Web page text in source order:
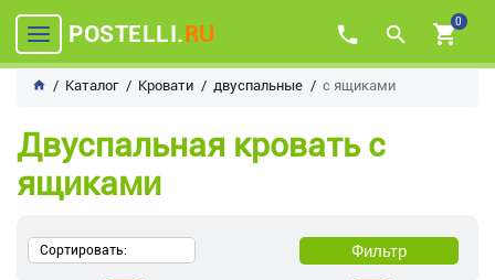
POSTELLI.RU 0
Каталог Кровати двуспальные с ящиками
Двуспальная кровать с
ящиками
Сортировать: Фильтр